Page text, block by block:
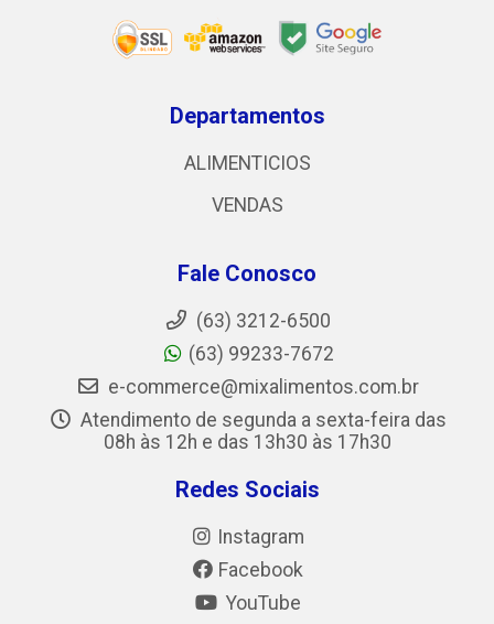
Departamentos
ALIMENTICIOS
VENDAS
Fale Conosco
(63) 3212-6500
(63) 99233-7672
e-commerce@mixalimentos.com.br
Atendimento de segunda a sexta-feira das
08h às 12h e das 13h30 às 17h30
Redes Sociais
Instagram
Facebook
YouTube